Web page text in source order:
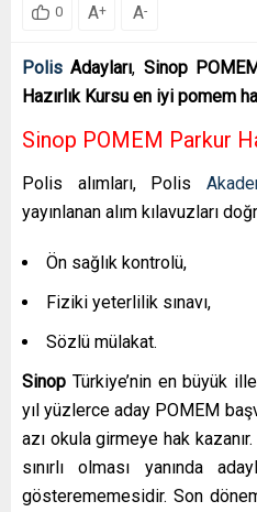
0 A+ A-
Polis Adayları, Sinop
Hazırlık Kursu en iyi pomem
Sinop POMEM Parkur
Polis alımları, Polis
yayınlanan alım kılavuzları
Ön sağlık kontrolü,
Fiziki yeterlilik sınavı,
Sözlü mülakat.
Sinop Türkiye’nin en büyük
yıl yüzlerce aday POMEM
azı okula girmeye hak
sınırlı olması yanında
gösterememesidir. Son